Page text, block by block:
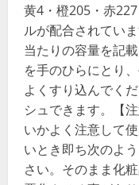
黄4・橙205・赤
ルが配合されてい
当たりの容量を記
を手のひらにとり
よくすり込んでく
シュできます。【
いかよく注意して
いとき即ち次のよ
さい。そのまま化